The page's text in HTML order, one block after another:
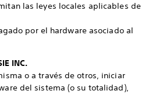
las leyes locales aplicables de
por el hardware asociado al
INC.
o a través de otros, iniciar
del sistema (o su totalidad),